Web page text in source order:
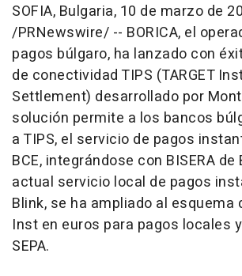
SOFIA, Bulgaria, 10 de marzo de
/PRNewswire/ -- BORICA, el
pagos búlgaro, ha lanzado con
de conectividad TIPS (TARGET
Settlement) desarrollado por
solución permite a los bancos
a TIPS, el servicio de pagos
BCE, integrándose con BISERA de
actual servicio local de pagos
Blink, se ha ampliado al esquema
Inst en euros para pagos locales
SEPA.